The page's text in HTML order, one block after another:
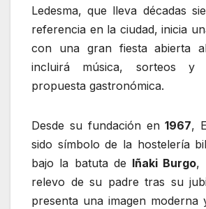
Ledesma, que lleva décadas
referencia en la ciudad, inicia
con una gran fiesta abierta
incluirá música, sorteos y
propuesta gastronómica.
Desde su fundación en1967,
sido símbolo de la hostelería
bajo la batuta de Iñaki Burgo,
relevo de su padre tras su
presenta una imagen moderna